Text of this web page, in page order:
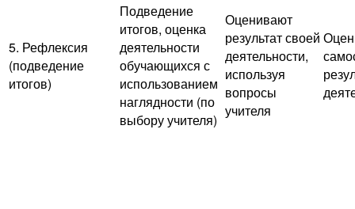
5. Рефлексия
(подведение
итогов)
Подведение
итогов, оценка
деятельности
обучающихся с
использованием
наглядности (по
выбору учителя)
Оценивают
результат своей
деятельности,
используя
вопросы
учителя